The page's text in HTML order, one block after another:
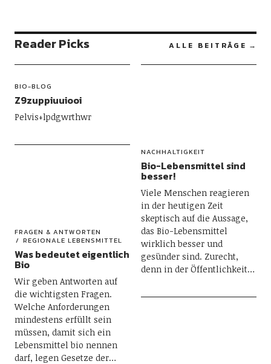
Reader Picks ALLE BEITRÄGE
BIO-BLOG
Z9zuppiuuiooi
Pelvis+lpdgwrthwr
NACHHALTIGKEIT
Bio-Lebensmittel sind
besser!
Viele Menschen reagieren
in der heutigen Zeit
skeptisch auf die Aussage,
das Bio-Lebensmittel
wirklich besser und
gesünder sind. Zurecht,
denn in der Öffentlichkeit…
FRAGEN & ANTWORTEN
REGIONALE LEBENSMITTEL
Was bedeutet eigentlich
Bio
Wir geben Antworten auf
die wichtigsten Fragen.
Welche Anforderungen
mindestens erfüllt sein
müssen, damit sich ein
Lebensmittel bio nennen
darf, legen Gesetze der…